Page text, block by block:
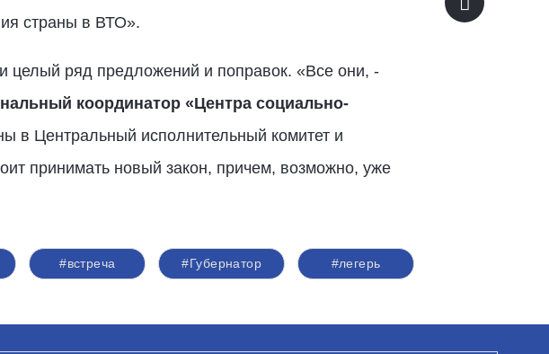
страны в ВТО».
целый ряд предложений и поправок. «Все они, -
координатор «Центра социально-
в Центральный исполнительный комитет и
принимать новый закон, причем, возможно, уже
#встреча #Губернатор #легерь